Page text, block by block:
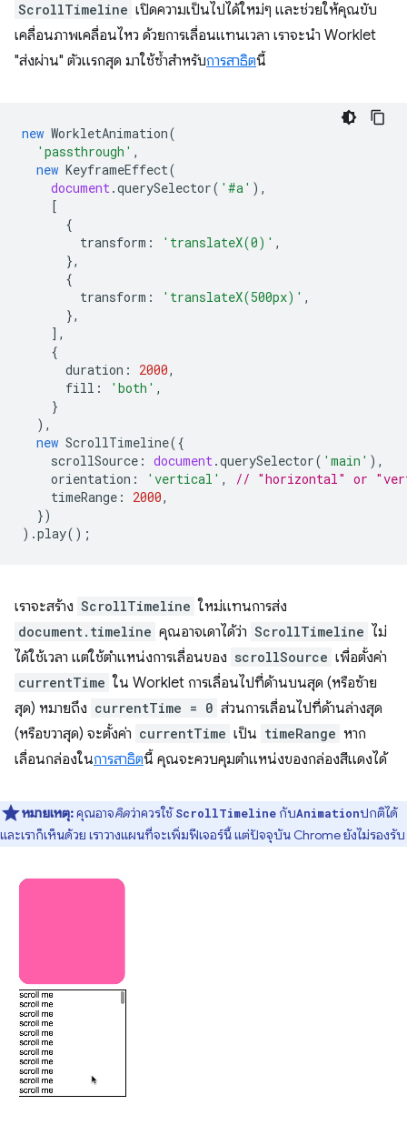
ScrollTimeline เปิดความเป็นไปได้ใหม่ๆ และช่วยให้คุณขับ
เคลื่อนภาพเคลื่อนไหว ด้วยการเลื่อนแทนเวลา เราจะนำ Worklet
"ส่งผ่าน" ตัวแรกสุด มาใช้ซ้ำสำหรับการสาธิตนี้
new WorkletAnimation(
'passthrough' ,
new KeyframeEffect(
document .querySelector( '#a' ),
[
{
transform : 'translateX(0)' ,
},
{
transform : 'translateX(500px)' ,
},
],
{
duration : 2000,
fill : 'both' ,
}
),
new ScrollTimeline({
scrollSource : document .querySelector( 'main' ),
orientation : 'vertical' ,
// "horizontal" or
timeRange : 2000,
})
).play();
เราจะสร้าง ScrollTimeline ใหม่แทนการส่ง
document.timeline คุณอาจเดาได้ว่า ScrollTimeline ไม่
ได้ใช้เวลา แต่ใช้ตำแหน่งการเลื่อนของ scrollSource เพื่อตั้งค่า
currentTime ใน Worklet การเลื่อนไปที่ด้านบนสุด (หรือซ้าย
สุด) หมายถึง currentTime = 0 ส่วนการเลื่อนไปที่ด้านล่างสุด
(หรือขวาสุด) จะตั้งค่า currentTime เป็น timeRange หาก
เลื่อนกล่องในการสาธิตนี้ คุณจะควบคุมตำแหน่งของกล่องสีแดงได้
หมายเหตุ:คุณอาจคิดว่าควรใช้ScrollTimeline กับAnimationปกติได้
และเราก็เห็นด้วย เราวางแผนที่จะเพิ่มฟีเจอร์นี้ แต่ปัจจุบัน Chrome ยังไม่รองรับ